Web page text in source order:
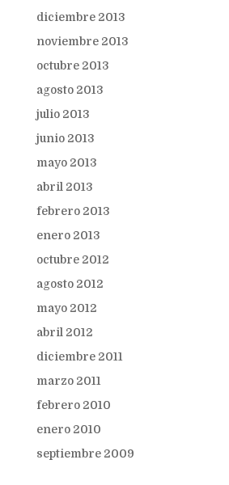
diciembre 2013
noviembre 2013
octubre 2013
agosto 2013
julio 2013
junio 2013
mayo 2013
abril 2013
febrero 2013
enero 2013
octubre 2012
agosto 2012
mayo 2012
abril 2012
diciembre 2011
marzo 2011
febrero 2010
enero 2010
septiembre 2009